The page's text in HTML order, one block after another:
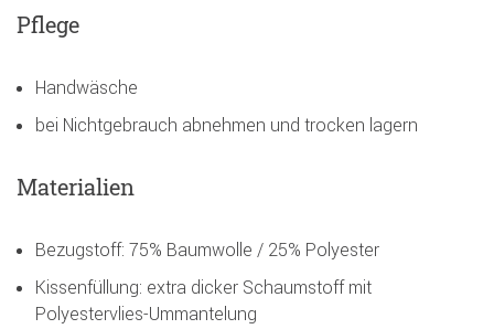
Pflege
Handwäsche
bei Nichtgebrauch abnehmen und trocken lagern
Materialien
Bezugstoff: 75% Baumwolle / 25% Polyester
Kissenfüllung: extra dicker Schaumstoff mit
Polyestervlies-Ummantelung